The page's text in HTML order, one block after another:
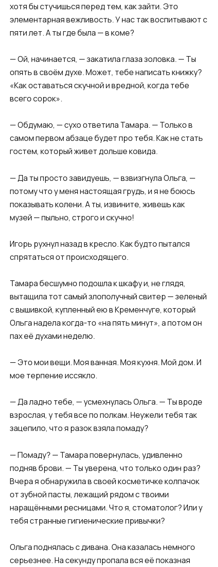
хотя бы стучишься перед тем, как зайти. Это
элементарная вежливость. У нас так воспитывают с
пяти лет. А ты где была — в коме?
— Ой, начинается, — закатила глаза золовка. — Ты
опять в своём духе. Может, тебе написать книжку?
«Как оставаться скучной и вредной, когда тебе
всего сорок».
— Обдумаю, — сухо ответила Тамара. — Только в
самом первом абзаце будет про тебя. Как не стать
гостем, который живет дольше ковида.
— Да ты просто завидуешь, — взвизгнула Ольга, —
потому что у меня настоящая грудь, и я не боюсь
показывать колени. А ты, извините, живешь как
музей — пыльно, строго и скучно!
Игорь рухнул назад в кресло. Как будто пытался
спрятаться от происходящего.
Тамара бесшумно подошла к шкафу и, не глядя,
вытащила тот самый злополучный свитер — зеленый
с вышивкой, купленный ею в Кременчуге, который
Ольга надела когда-то «на пять минут», а потом он
пах её духами неделю.
— Это мои вещи. Моя ванная. Моя кухня. Мой дом. И
мое терпение иссякло.
— Да ладно тебе, — усмехнулась Ольга. — Ты вроде
взрослая, у тебя все по полкам. Неужели тебя так
зацепило, что я разок взяла помаду?
— Помаду? — Тамара повернулась, удивленно
подняв брови. — Ты уверена, что только один раз?
Вчера я обнаружила в своей косметичке колпачок
от зубной пасты, лежащий рядом с твоими
наращёнными ресницами. Что я, стоматолог? Или у
тебя странные гигиенические привычки?
Ольга поднялась с дивана. Она казалась немного
серьезнее. На секунду пропала вся её показная